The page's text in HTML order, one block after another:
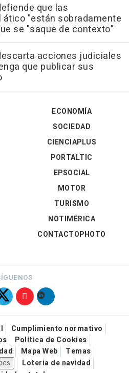
que las
"están sobradamente
se "saque de contexto"
acciones judiciales
que publicar sus
ECONOMÍA
SOCIEDAD
CIENCIAPLUS
PORTALTIC
EPSOCIAL
MOTOR
TURISMO
NOTIMÉRICA
CONTACTOPHOTO
Cumplimiento normativo
Política de Cookies
Mapa Web
Temas
Loteria de navidad